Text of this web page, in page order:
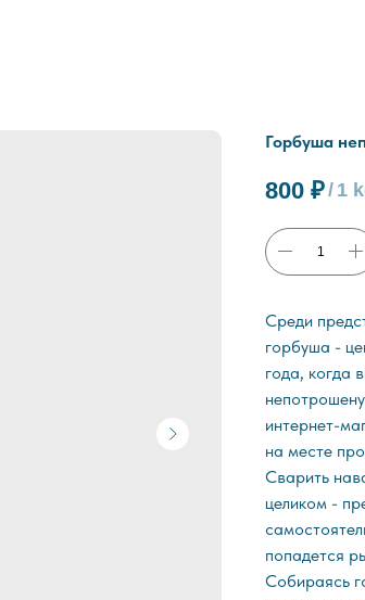
Горбуша
800 ₽/ 1
Среди
горбуша -
года, когда
интернет-
на месте
Сварить
целиком -
попадется
Собираясь